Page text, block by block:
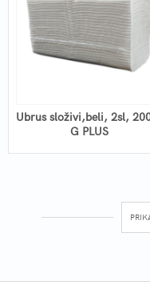
Ubrus složivi,beli, 2sl,
G PLUS